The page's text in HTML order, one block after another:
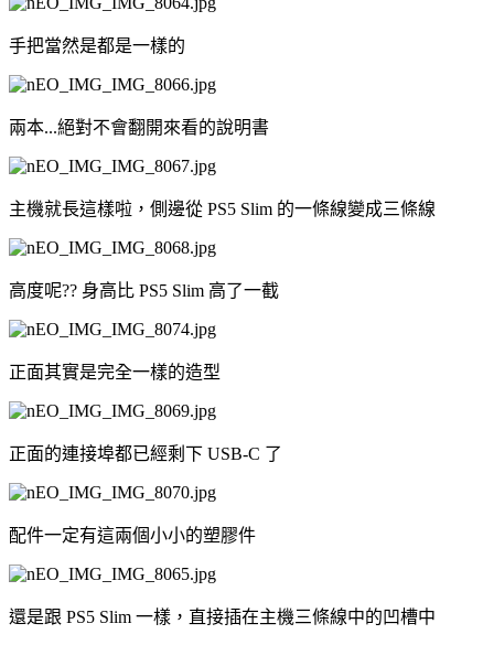
手把當然是都是一樣的
兩本...絕對不會翻開來看的說明書
主機就長這樣啦，側邊從 PS5 Slim 的一條線變成三條線
高度呢?? 身高比 PS5 Slim 高了一截
正面其實是完全一樣的造型
正面的連接埠都已經剩下 USB-C 了
配件一定有這兩個小小的塑膠件
還是跟 PS5 Slim 一樣，直接插在主機三條線中的凹槽中